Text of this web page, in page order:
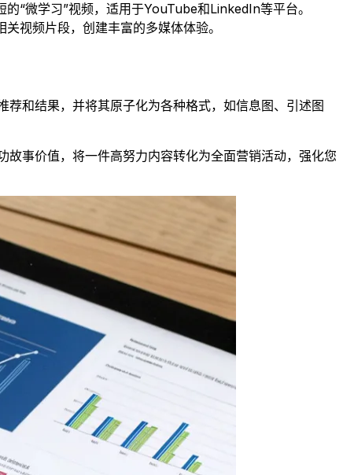
“微学习”视频，适用于YouTube和LinkedIn等平台。
视频片段，创建丰富的多媒体体验。
和结果，并将其原子化为各种格式，如信息图、引述图
事价值，将一件高努力内容转化为全面营销活动，强化您